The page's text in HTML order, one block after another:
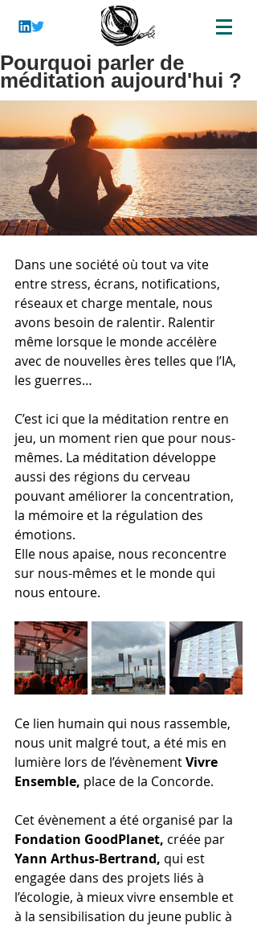
Pourquoi parler de
méditation aujourd'hui ?
Dans une société où tout va vite
entre stress, écrans, notifications,
réseaux et charge mentale, nous
avons besoin de ralentir. Ralentir
même lorsque le monde accélère
avec de nouvelles ères telles que l’IA,
les guerres…
C’est ici que la méditation rentre en
jeu, un moment rien que pour nous-
mêmes. La méditation développe
aussi des régions du cerveau
pouvant améliorer la concentration,
la mémoire et la régulation des
émotions.
Elle nous apaise, nous reconcentre
sur nous-mêmes et le monde qui
nous entoure.
Ce lien humain qui nous rassemble,
nous unit malgré tout, a été mis en
lumière lors de l’évènement Vivre
Ensemble, place de la Concorde.
Cet évènement a été organisé par la
Fondation GoodPlanet, créée par
Yann Arthus-Bertrand, qui est
engagée dans des projets liés à
l’écologie, à mieux vivre ensemble et
à la sensibilisation du jeune public à